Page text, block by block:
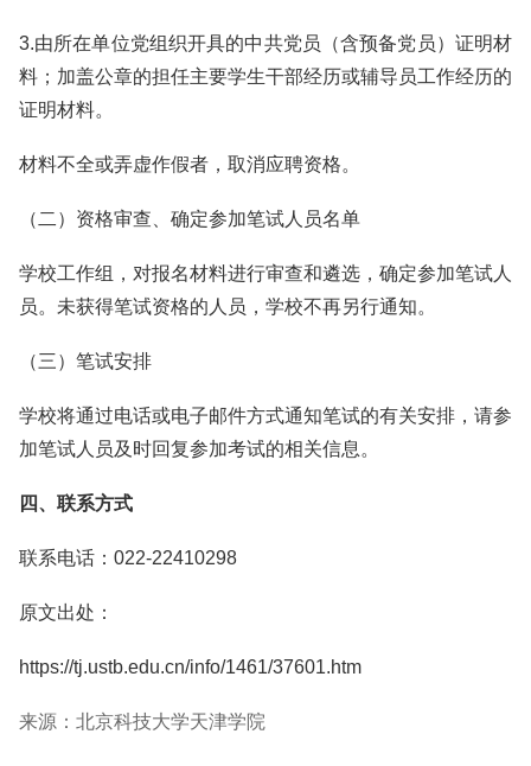
3.由所在单位党组织开具的中共党员（含预备党员）证明材
料；加盖公章的担任主要学生干部经历或辅导员工作经历的
证明材料。
材料不全或弄虚作假者，取消应聘资格。
（二）资格审查、确定参加笔试人员名单
学校工作组，对报名材料进行审查和遴选，确定参加笔试人
员。未获得笔试资格的人员，学校不再另行通知。
（三）笔试安排
学校将通过电话或电子邮件方式通知笔试的有关安排，请参
加笔试人员及时回复参加考试的相关信息。
四、联系方式
联系电话：022-22410298
原文出处：
https://tj.ustb.edu.cn/info/1461/37601.htm
来源：北京科技大学天津学院